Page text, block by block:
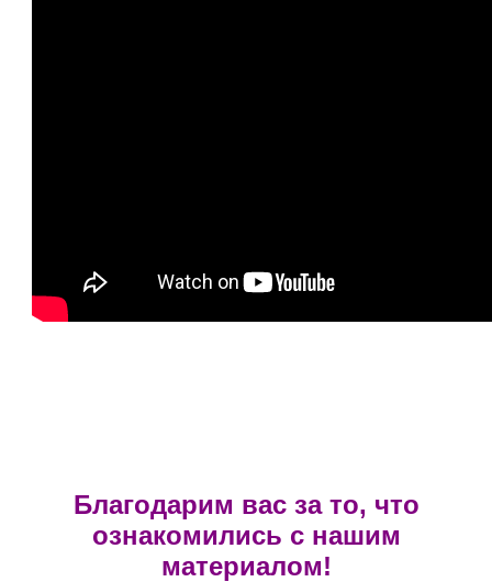
Благодарим вас за то, что
ознакомились с нашим
материалом!